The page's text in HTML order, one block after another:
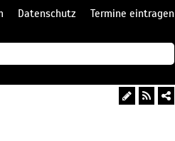
Datenschutz Termine eintragen